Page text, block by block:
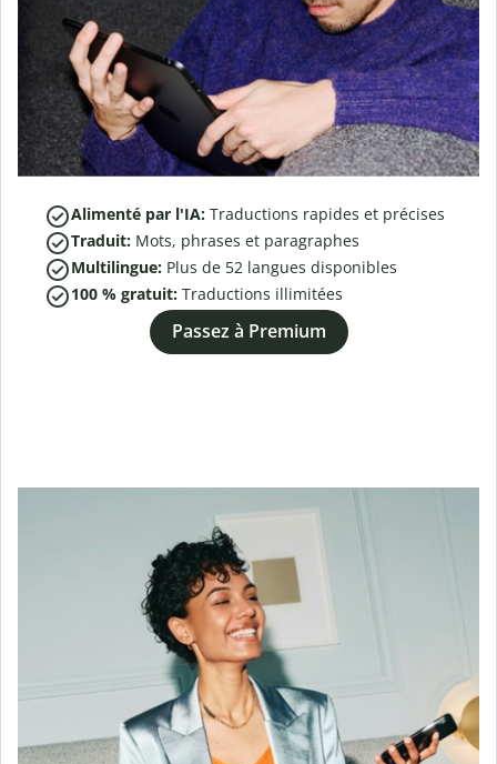
Alimenté par l'IA: Traductions rapides et précises
Traduit: Mots, phrases et paragraphes
Multilingue: Plus de 52 langues disponibles
100 % gratuit: Traductions illimitées
Passez à Premium